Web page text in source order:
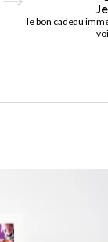
le bon cadeau